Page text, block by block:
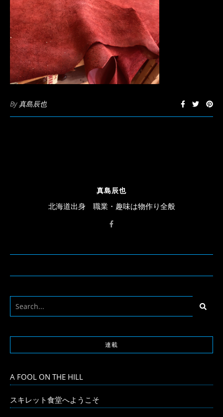
By真島辰也
真島辰也
北海道出身 職業・趣味は物作り全般
連載
A FOOL ON THE HILL
スキレット食堂へようこそ